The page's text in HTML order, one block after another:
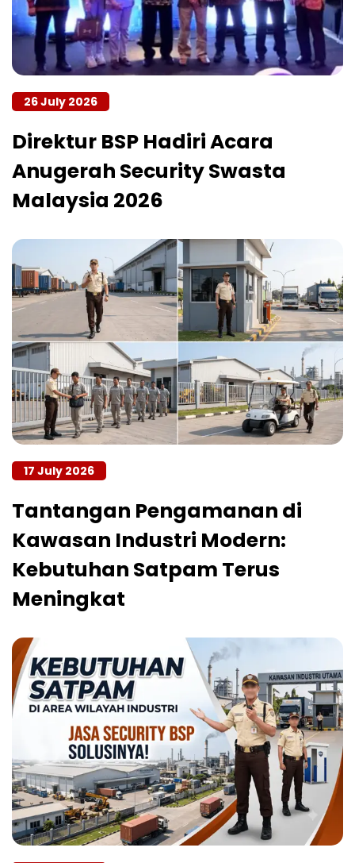
26 July 2026
Direktur BSP Hadiri Acara
Anugerah Security Swasta
Malaysia 2026
17 July 2026
Tantangan Pengamanan di
Kawasan Industri Modern:
Kebutuhan Satpam Terus
Meningkat